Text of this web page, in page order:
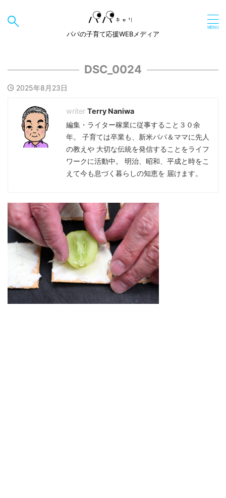
パパの子育て応援WEBメディア
DSC_0024
2025年8月23日
Terry Naniwa
編集・ライター稼業に従事すること３０余
年。 子育ては卒業も、新米パパ＆ママに先人
の教えや 大切な伝統を発信することをライフ
ワークに活動中。 明治、昭和、平成と時をこ
えて今も息づく暮らしの知恵を 届けます。